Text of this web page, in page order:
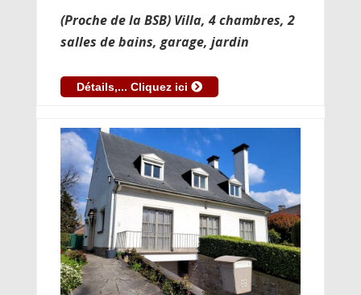
(Proche de la BSB) Villa, 4 chambres, 2
salles de bains, garage, jardin
Détails,... Cliquez ici